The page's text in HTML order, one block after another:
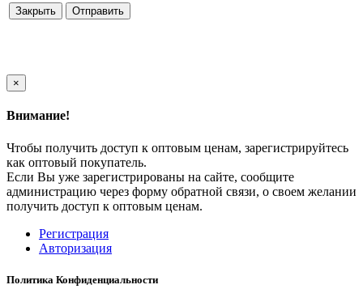
Закрыть
×
Внимание!
Чтобы получить доступ к оптовым ценам, зарегистрируйтесь
как оптовый покупатель.
Если Вы уже зарегистрированы на сайте, сообщите
администрацию через форму обратной связи, о своем желании
получить доступ к оптовым ценам.
Регистрация
Авторизация
Политика Конфиденциальности